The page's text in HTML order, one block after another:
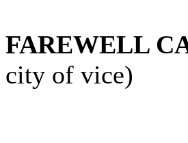
FAREWELL
city of vice)